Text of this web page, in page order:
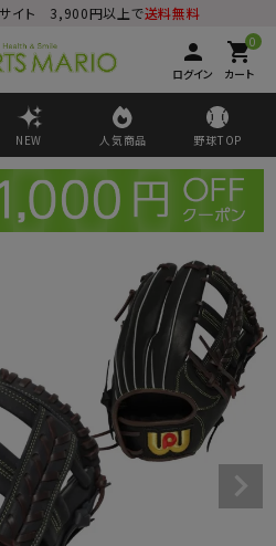
サイト 3,900円以上で送料無料
person
ログイン
0
shopping_cart
カート
NEW 人気商品 野球TOP
検索